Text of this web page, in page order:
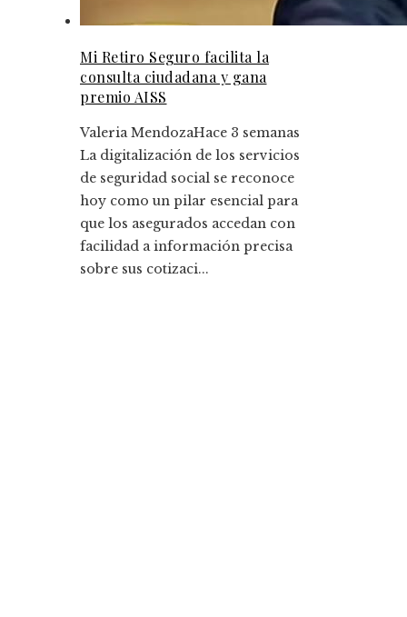
Mi Retiro Seguro facilita la
consulta ciudadana y gana
premio AISS
Valeria MendozaHace 3 semanas
La digitalización de los servicios
de seguridad social se reconoce
hoy como un pilar esencial para
que los asegurados accedan con
facilidad a información precisa
sobre sus cotizaci...